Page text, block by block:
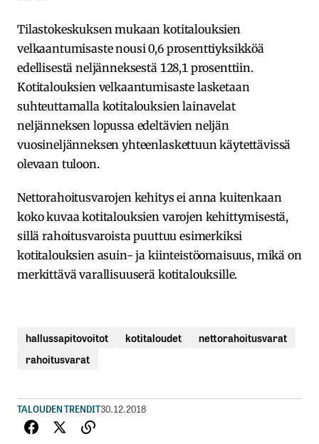
Tilastokeskuksen mukaan kotitalouksien
velkaantumisaste nousi 0,6 prosenttiyksikköä
edellisestä neljänneksestä 128,1 prosenttiin.
Kotitalouksien velkaantumisaste lasketaan
suhteuttamalla kotitalouksien lainavelat
neljänneksen lopussa edeltävien neljän
vuosineljänneksen yhteenlaskettuun käytettävissä
olevaan tuloon.
Nettorahoitusvarojen kehitys ei anna kuitenkaan
koko kuvaa kotitalouksien varojen kehittymisestä,
sillä rahoitusvaroista puuttuu esimerkiksi
kotitalouksien asuin- ja kiinteistöomaisuus, mikä on
merkittävä varallisuuserä kotitalouksille.
hallussapitovoitot kotitaloudet
nettorahoitusvarat
rahoitusvarat
TALOUDEN TRENDIT30.12.2018